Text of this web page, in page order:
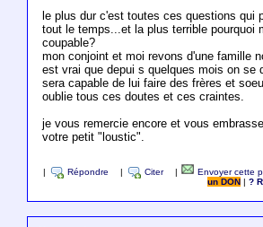
le plus dur c'est toutes ces questions qui
tout le temps...et la plus terrible pourquoi
coupable?
mon conjoint et moi revons d'une famille
est vrai que depui s quelques mois on se
sera capable de lui faire des frères et
oublie tous ces doutes et ces craintes.
je vous remercie encore et vous
votre petit "loustic".
Répondre Citer Envoyer cette
un DON
|?